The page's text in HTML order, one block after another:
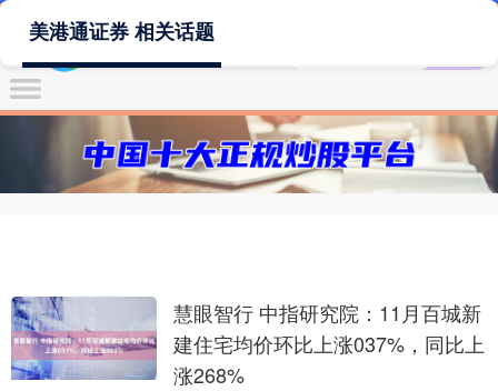
美港通证券 相关话题
慧眼智行 中指研究院：11月百城新
建住宅均价环比上涨037%，同比上
涨268%